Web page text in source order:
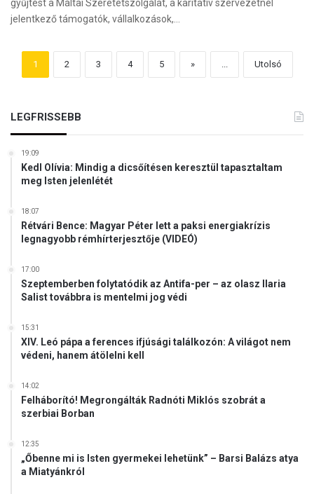
gyűjtést a Máltai Szeretetszolgálat, a karitatív szervezetnél
jelentkező támogatók, vállalkozások,…
1 2 3 4 5 » ... Utolsó
LEGFRISSEBB
19:09
Kedl Olívia: Mindig a dicsőítésen keresztül tapasztaltam
meg Isten jelenlétét
18:07
Rétvári Bence: Magyar Péter lett a paksi energiakrízis
legnagyobb rémhírterjesztője (VIDEÓ)
17:00
Szeptemberben folytatódik az Antifa-per – az olasz Ilaria
Salist továbbra is mentelmi jog védi
15:31
XIV. Leó pápa a ferences ifjúsági találkozón: A világot nem
védeni, hanem átölelni kell
14:02
Felháborító! Megrongálták Radnóti Miklós szobrát a
szerbiai Borban
12:35
„Őbenne mi is Isten gyermekei lehetünk” – Barsi Balázs atya
a Miatyánkról